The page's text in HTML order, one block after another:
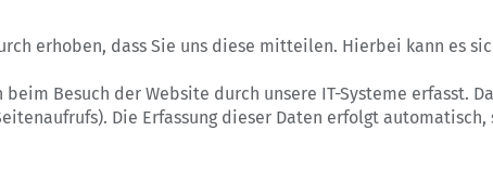
erhoben, dass Sie uns diese mitteilen. Hierbei kann es
Besuch der Website durch unsere IT-Systeme erfasst.
Die Erfassung dieser Daten erfolgt